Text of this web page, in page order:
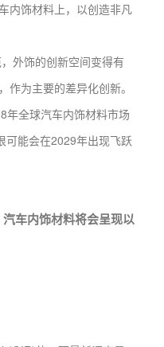
内饰材料上，以创造非凡
饰的创新空间变得有
作为主要的差异化创新。
全球汽车内饰材料市场
可能会在2029年出现飞跃
车内饰材料将会呈现以